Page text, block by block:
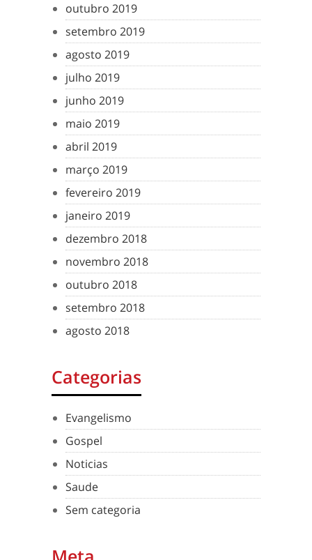
outubro 2019
setembro 2019
agosto 2019
julho 2019
junho 2019
maio 2019
abril 2019
março 2019
fevereiro 2019
janeiro 2019
dezembro 2018
novembro 2018
outubro 2018
setembro 2018
agosto 2018
Categorias
Evangelismo
Gospel
Noticias
Saude
Sem categoria